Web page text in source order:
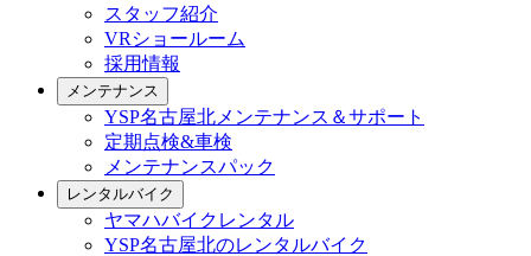
スタッフ紹介
VRショールーム
採用情報
メンテナンス
YSP名古屋北メンテナンス＆サポート
定期点検&車検
メンテナンスパック
レンタルバイク
ヤマハバイクレンタル
YSP名古屋北のレンタルバイク